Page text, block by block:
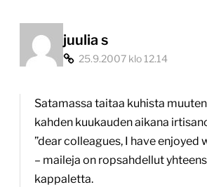
juulia s
25.9.2007 klo 12.14
Satamassa taitaa kuhista
kahden kuukauden aikana
”dear colleagues, I have enjoyed
– maileja on ropsahdellut
kappaletta.